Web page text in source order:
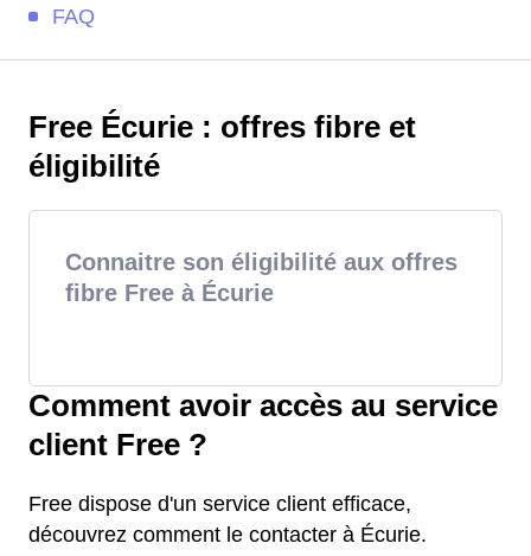
FAQ
Free Écurie : offres fibre et
éligibilité
Connaitre son éligibilité aux offres
fibre Free à Écurie
Comment avoir accès au service
client Free ?
Free dispose d'un service client efficace,
découvrez comment le contacter à Écurie.